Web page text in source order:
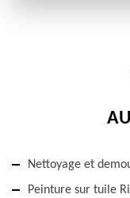
Nettoyage et
Peinture sur tuile